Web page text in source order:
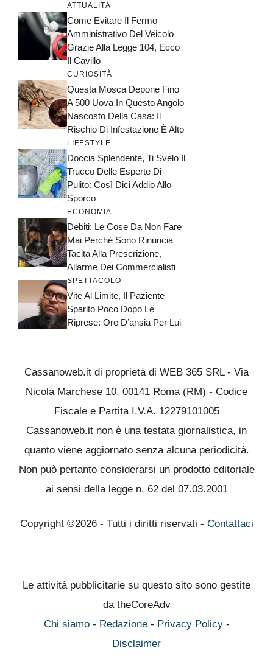
ATTUALITÀ
Come Evitare Il Fermo
Amministrativo Del Veicolo
Grazie Alla Legge 104, Ecco
Il Cavillo
CURIOSITÀ
Questa Mosca Depone Fino
A 500 Uova In Questo Angolo
Nascosto Della Casa: Il
Rischio Di Infestazione È Alto
LIFESTYLE
Doccia Splendente, Ti Svelo Il
Trucco Delle Esperte Di
Pulito: Così Dici Addio Allo
Sporco
ECONOMIA
Debiti: Le Cose Da Non Fare
Mai Perché Sono Rinuncia
Tacita Alla Prescrizione,
Allarme Dei Commercialisti
SPETTACOLO
Vite Al Limite, Il Paziente
Sparito Poco Dopo Le
Riprese: Ore D’ansia Per Lui
Cassanoweb.it di proprietà di WEB 365 SRL - Via
Nicola Marchese 10, 00141 Roma (RM) - Codice
Fiscale e Partita I.V.A. 12279101005
Cassanoweb.it non è una testata giornalistica, in
quanto viene aggiornato senza alcuna periodicità.
Non può pertanto considerarsi un prodotto editoriale
ai sensi della legge n. 62 del 07.03.2001
Copyright ©2026 - Tutti i diritti riservati - Contattaci
Le attività pubblicitarie su questo sito sono gestite
da theCoreAdv
Chi siamo- Redazione- Privacy Policy-
Disclaimer